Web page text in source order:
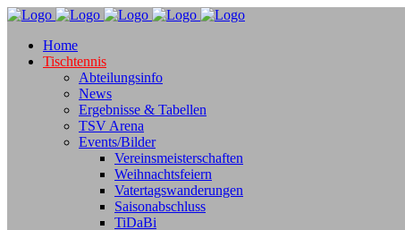
Home
Tischtennis
Abteilungsinfo
News
Ergebnisse & Tabellen
TSV Arena
Events/Bilder
Vereinsmeisterschaften
Weihnachtsfeiern
Vatertagswanderungen
Saisonabschluss
TiDaBi